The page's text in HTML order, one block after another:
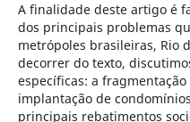
A finalidade deste artigo é
dos principais problemas
metrópoles brasileiras, Rio
decorrer do texto,
específicas: a
implantação de
principais rebatimentos